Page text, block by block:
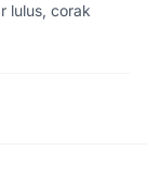
lulus, corak